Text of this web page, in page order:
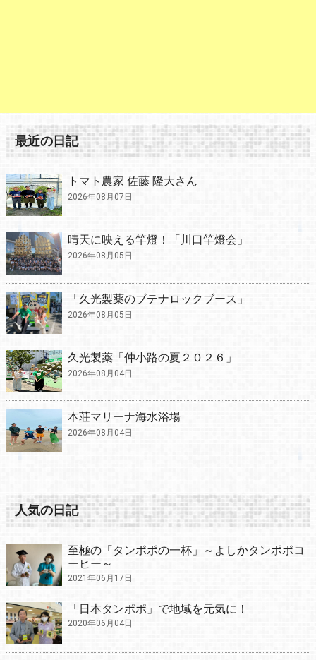
最近の日記
トマト農家 佐藤 隆大さん
2026年08月07日
晴天に映える竿燈！「川口竿燈会」
2026年08月05日
「久光製薬のブテナロックブース」
2026年08月05日
久光製薬「仲小路の夏２０２６」
2026年08月04日
本荘マリーナ海水浴場
2026年08月04日
人気の日記
至極の「タンポポの一杯」～よしかタンポポコ
ーヒー～
2021年06月17日
「日本タンポポ」で地域を元気に！
2020年06月04日